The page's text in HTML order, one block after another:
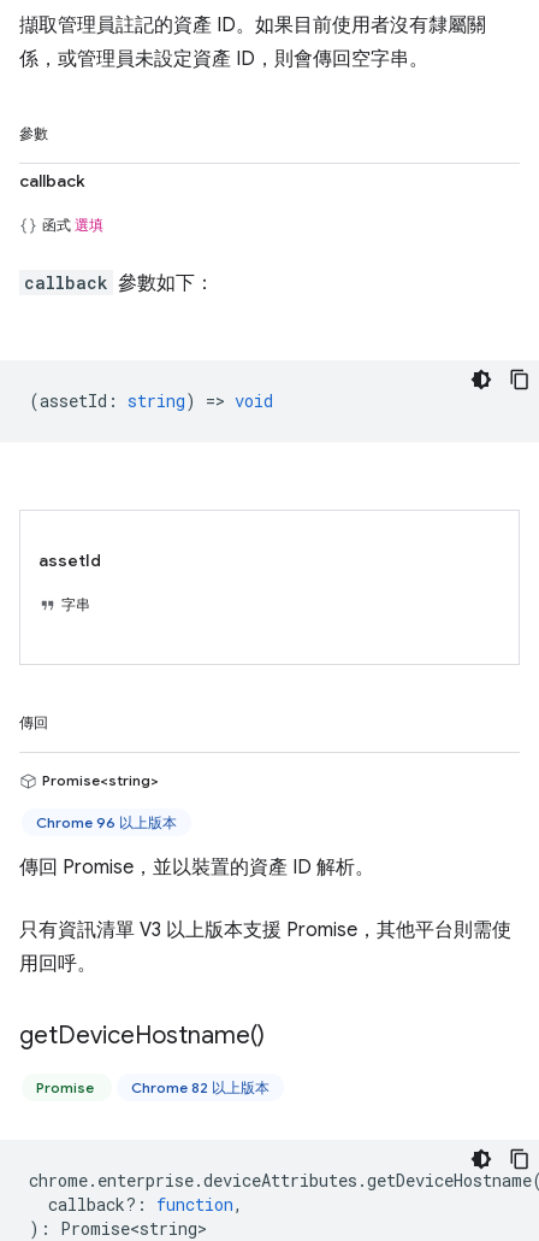
擷取管理員註記的資產 ID。如果目前使用者沒有隸屬關
係，或管理員未設定資產 ID，則會傳回空字串。
參數
callback
函式 選填
callback 參數如下：
(assetId : string) => void
assetId
字串
傳回
Promise<string>
Chrome 96 以上版本
傳回 Promise，並以裝置的資產 ID 解析。
只有資訊清單 V3 以上版本支援 Promise，其他平台則需使
用回呼。
getDeviceHostname()
Promise Chrome 82 以上版本
chrome. enterprise.deviceAttributes .getDeviceHostname
callback? : function,
) : Promise<string>